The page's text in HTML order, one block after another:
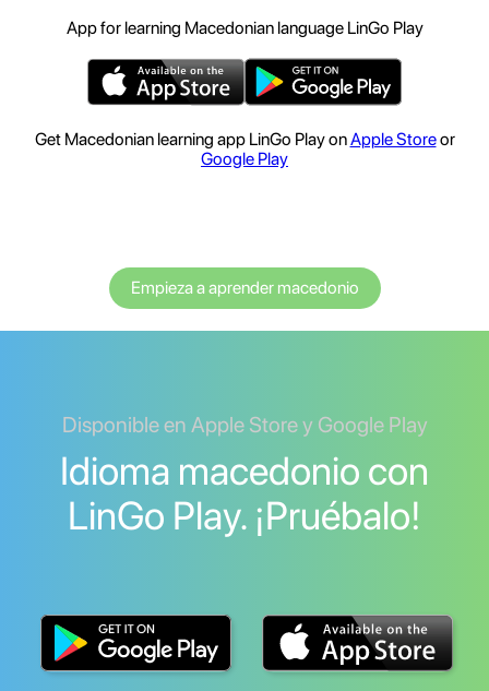
App for learning Macedonian language LinGo Play
Get Macedonian learning app LinGo Play onApple Storeor
Google Play
Empieza a aprender macedonio
Disponible en Apple Store y Google Play
Idioma macedonio con
LinGo Play. ¡Pruébalo!